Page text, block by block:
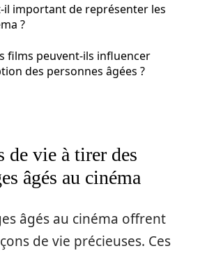
il important de représenter les
?
films peuvent-ils influencer
des personnes âgées ?
de vie à tirer des
âgés au cinéma
âgés au cinéma offrent
de vie précieuses. Ces